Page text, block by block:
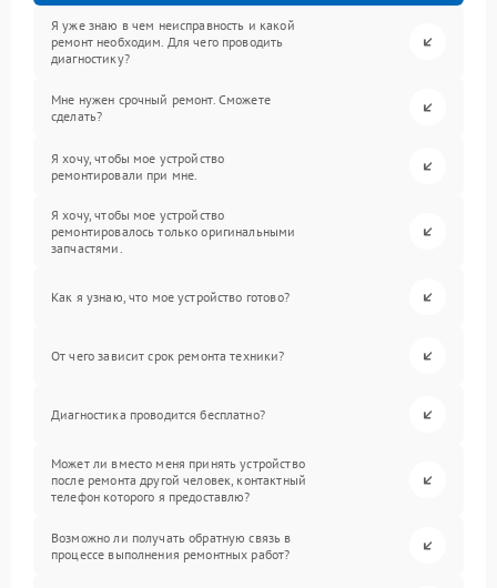
Я уже знаю в чем неисправность и какой
ремонт необходим. Для чего проводить
диагностику?
Мне нужен срочный ремонт. Сможете
сделать?
Я хочу, чтобы мое устройство
ремонтировали при мне.
Я хочу, чтобы мое устройство
ремонтировалось только оригинальными
запчастями.
Как я узнаю, что мое устройство готово?
От чего зависит срок ремонта техники?
Диагностика проводится бесплатно?
Может ли вместо меня принять устройство
после ремонта другой человек, контактный
телефон которого я предоставлю?
Возможно ли получать обратную связь в
процессе выполнения ремонтных работ?